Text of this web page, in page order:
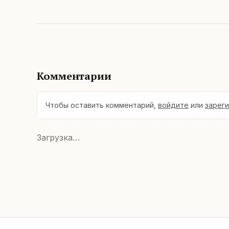
Комментарии
Чтобы оставить комментарий, войдите или
Загрузка…